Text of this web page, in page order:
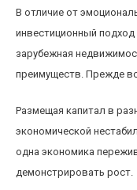
В отличие от
инвестиционный подход
зарубежная
преимуществ. Прежде
Размещая капитал в
экономической
одна экономика
демонстрировать рост.